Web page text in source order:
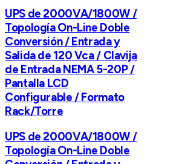
UPS de 2000VA/1800W /
Topología On-Line Doble
Conversión / Entrada y
Salida de 120 Vca / Clavija
de Entrada NEMA 5-20P /
Pantalla LCD
Configurable / Formato
Rack/Torre
UPS de 2000VA/1800W /
Topología On-Line Doble